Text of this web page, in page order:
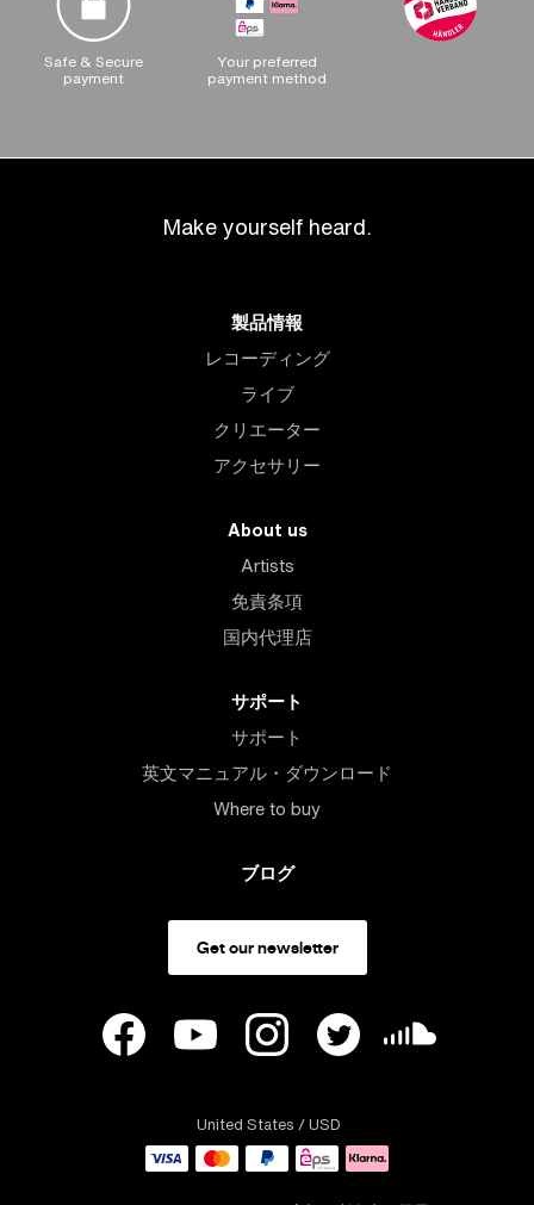
Safe & Secure
payment
Your preferred
payment method
Make yourself heard.
製品情報
レコーディング
ライブ
クリエーター
アクセサリー
About us
Artists
免責条項
国内代理店
サポート
サポート
英文マニュアル・ダウンロード
Where to buy
ブログ
Get our newsletter
United States / USD